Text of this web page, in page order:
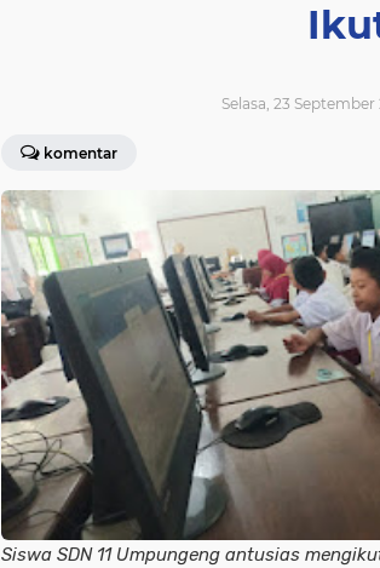
Selasa, 23 September
komentar
Siswa SDN 11 Umpungeng antusias